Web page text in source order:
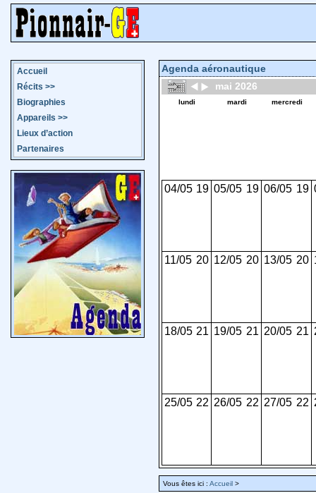
Accueil
Récits >>
Biographies
Appareils >>
Lieux d’action
Partenaires
Agenda aéronautique
mai 2026
lundi mardi mercredi
04/05 19 05/05 19 06/05 19
11/05 20 12/05 20 13/05 20
18/05 21 19/05 21 20/05 21
25/05 22 26/05 22 27/05 22
Vous êtes ici : Accueil >